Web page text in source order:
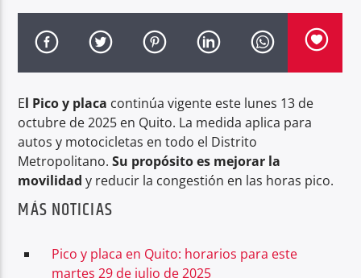
Radio hola
El Pico y placa continúa vigente este lunes 13 de
octubre de 2025 en Quito. La medida aplica para
autos y motocicletas en todo el Distrito
Metropolitano.Su propósito es mejorar la
movilidady reducir la congestión en las horas pico.
MÁS NOTICIAS
Pico y placa en Quito: horarios para este
martes 29 de julio de 2025